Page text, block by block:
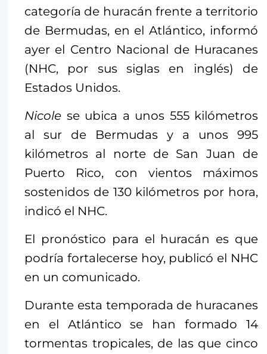
categoría de huracán frente a territorio
de Bermudas, en el Atlántico, informó
ayer el Centro Nacional de Huracanes
(NHC, por sus siglas en inglés) de
Estados Unidos.
Nicole se ubica a unos 555 kilómetros
al sur de Bermudas y a unos 995
kilómetros al norte de San Juan de
Puerto Rico, con vientos máximos
sostenidos de 130 kilómetros por hora,
indicó el NHC.
El pronóstico para el huracán es que
podría fortalecerse hoy, publicó el NHC
en un comunicado.
Durante esta temporada de huracanes
en el Atlántico se han formado 14
tormentas tropicales, de las que cinco